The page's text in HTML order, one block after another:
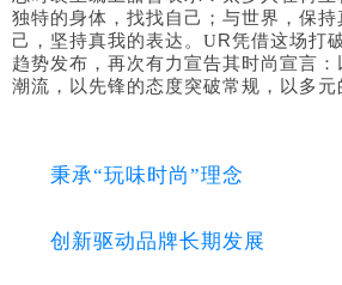
独特的身体，找找自己；与世界，保持
己，坚持真我的表达。UR凭借这场打
趋势发布，再次有力宣告其时尚宣言
潮流，以先锋的态度突破常规，以多元
秉承“玩味时尚”理念
创新驱动品牌长期发展